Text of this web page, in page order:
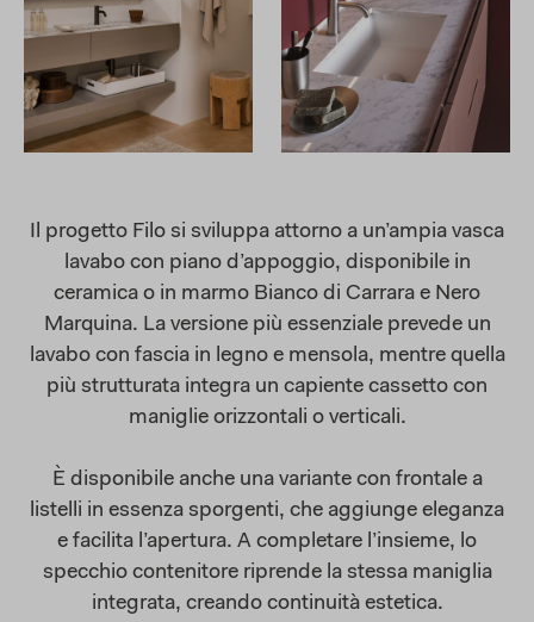
Il progetto Filo si sviluppa attorno a un’ampia vasca
lavabo con piano d’appoggio, disponibile in
ceramica o in marmo Bianco di Carrara e Nero
Marquina. La versione più essenziale prevede un
lavabo con fascia in legno e mensola, mentre quella
più strutturata integra un capiente cassetto con
maniglie orizzontali o verticali.
È disponibile anche una variante con frontale a
listelli in essenza sporgenti, che aggiunge eleganza
e facilita l’apertura. A completare l’insieme, lo
specchio contenitore riprende la stessa maniglia
integrata, creando continuità estetica.